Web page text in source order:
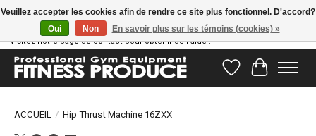
Vous avez des questions ? Notre équipe d'assistance est prête à vous aider !
Visitez notre page de contact pour obtenir de l'aide !
Liste dePanier
ACCUEIL / Hip Thrust Machine 16ZXX
Veuillez accepter les cookies afin de rendre ce site plus fonctionnel. D'accord?
Oui
Non En savoir plus sur les témoins (cookies) »